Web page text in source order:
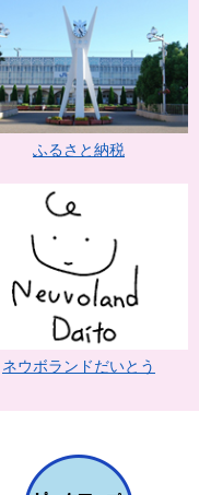
ふるさと納税
ネウボランドだいとう